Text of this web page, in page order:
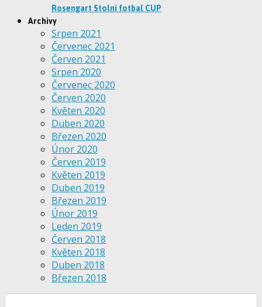
Rosengart Stolní fotbal CUP
Archivy
Srpen 2021
Červenec 2021
Červen 2021
Srpen 2020
Červenec 2020
Červen 2020
Květen 2020
Duben 2020
Březen 2020
Únor 2020
Červen 2019
Květen 2019
Duben 2019
Březen 2019
Únor 2019
Leden 2019
Červen 2018
Květen 2018
Duben 2018
Březen 2018